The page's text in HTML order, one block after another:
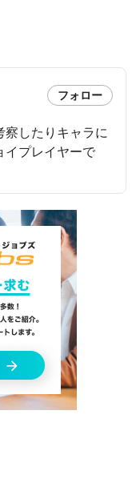
フォロー
したりキャラに
イプレイヤーで